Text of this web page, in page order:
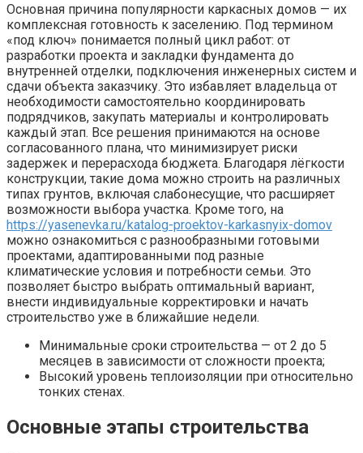
Основная причина популярности каркасных домов — их
комплексная готовность к заселению. Под термином
«под ключ» понимается полный цикл работ: от
разработки проекта и закладки фундамента до
внутренней отделки, подключения инженерных систем и
сдачи объекта заказчику. Это избавляет владельца от
необходимости самостоятельно координировать
подрядчиков, закупать материалы и контролировать
каждый этап. Все решения принимаются на основе
согласованного плана, что минимизирует риски
задержек и перерасхода бюджета. Благодаря лёгкости
конструкции, такие дома можно строить на различных
типах грунтов, включая слабонесущие, что расширяет
возможности выбора участка. Кроме того, на
https://yasenevka.ru/katalog-proektov-karkasnyix-domov
можно ознакомиться с разнообразными готовыми
проектами, адаптированными под разные
климатические условия и потребности семьи. Это
позволяет быстро выбрать оптимальный вариант,
внести индивидуальные корректировки и начать
строительство уже в ближайшие недели.
Минимальные сроки строительства — от 2 до 5
месяцев в зависимости от сложности проекта;
Высокий уровень теплоизоляции при относительно
тонких стенах.
Основные этапы строительства